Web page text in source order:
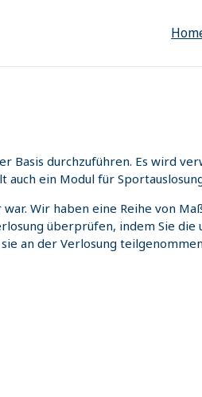
Basis durchzuführen. Es wird
ein Modul für
Wir haben eine Reihe von
überprüfen, indem Sie die
an der Verlosung